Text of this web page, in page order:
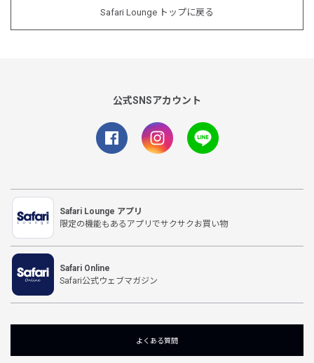
Safari Lounge トップに戻る
公式SNSアカウント
Safari Lounge アプリ
限定の機能もあるアプリでサクサクお買い物
Safari Online
Safari公式ウェブマガジン
よくある質問